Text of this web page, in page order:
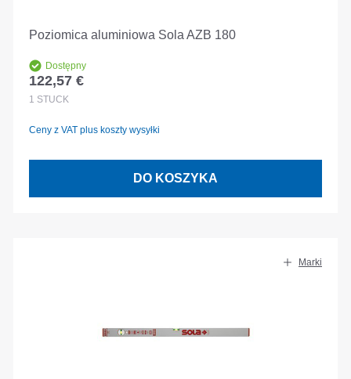
Poziomica aluminiowa Sola AZB 180
Dostępny
Cena regularna:
122,57 €
1 STÜCK
Ceny z VAT plus koszty wysyłki
DO KOSZYKA
Marki